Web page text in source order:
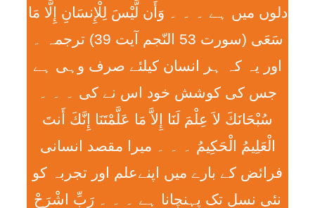
دلوں میں ہے ۔ ۔ ۔ وَأَن لَّيْسَ لِلْإِنسَانِ إِلَّا مَا
سَعَی (سورت 53 النّجم آیت 39) ترجمہ ۔
اور یہ کہ ہر انسان کیلئے صرف وہی ہے
جس کی کوشش خود اس نے کی ۔ ۔ ۔
سُبْحَانَكَ لاَ عِلْمَ لَنَا إِلاَّ مَا عَلَّمْتَنَا إِنَّكَ أَنتَ
الْعَلِيمُ الْحَكِيمُ ۔ ۔ ۔ ميرا مقصد انسانی
فرائض کے بارے میں اپنےعلم اور تجربہ کو
نئی نسل تک پہنچانا ہے ۔ ۔ ۔ رَبِّ اشْرَحْ